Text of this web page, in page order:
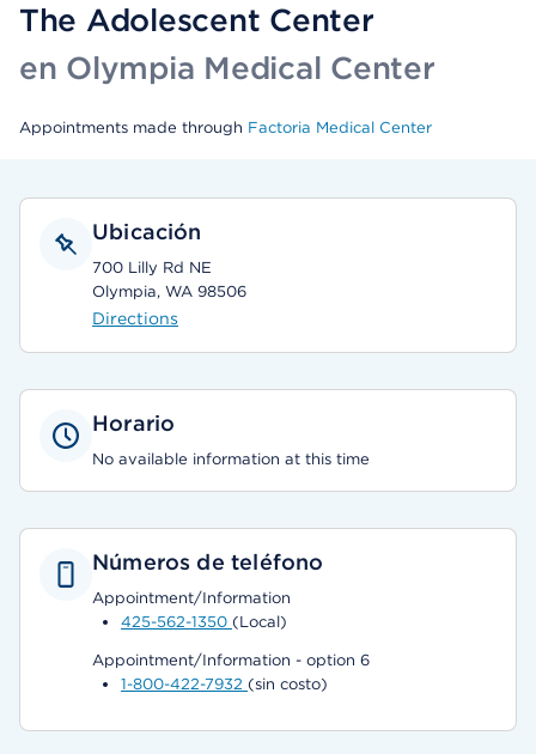
The Adolescent Center
en Olympia Medical Center
Appointments made through Factoria Medical Center
Ubicación
700 Lilly Rd NE
Olympia, WA 98506
Directions
Horario
No available information at this time
Números de teléfono
Appointment/Information
425-562-1350 (Local)
Appointment/Information - option 6
1-800-422-7932 (sin costo)